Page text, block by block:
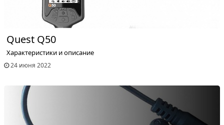
Quest Q50
Характеристики и описание
24 июня 2022